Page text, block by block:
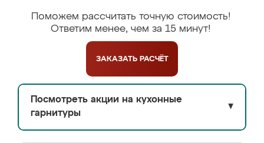
Поможем рассчитать точную стоимость!
Ответим менее, чем за 15 минут!
ЗАКАЗАТЬ РАСЧЁТ
Посмотреть акции на кухонные
гарнитуры
▼